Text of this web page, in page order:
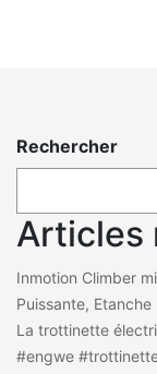
Rechercher
Articles
Inmotion Climber
Puissante, Etanche
La trottinette
#engwe